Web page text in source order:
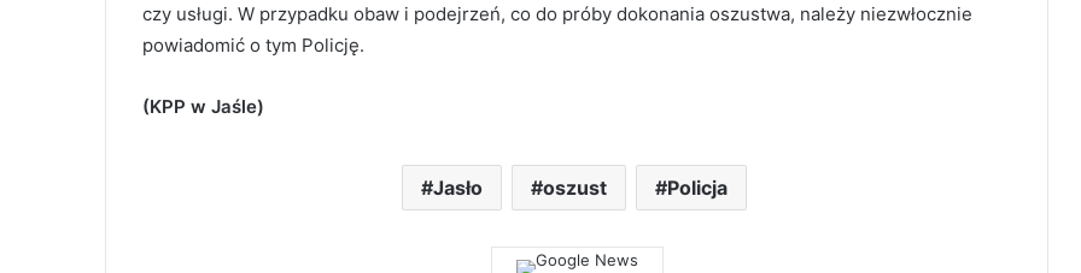
czy usługi. W przypadku obaw i podejrzeń, co do próby dokonania oszustwa, należy niezwłocznie
powiadomić o tym Policję.
(KPP w Jaśle)
Jasło oszust Policja